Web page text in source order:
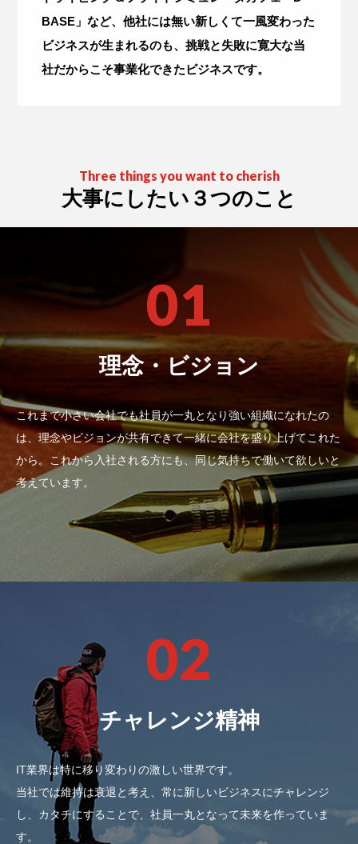
BASE」など、他社には無い新しくて一風変わった
ビジネスが生まれるのも、挑戦と失敗に寛大な当
社だからこそ事業化できたビジネスです。
Three things you want to cherish
大事にしたい３つのこと
01
理念・ビジョン
これまで小さい会社でも社員が一丸となり強い組織になれたの
は、理念やビジョンが共有できて一緒に会社を盛り上げてこれた
から。これから入社される方にも、同じ気持ちで働いて欲しいと
考えています。
02
チャレンジ精神
IT業界は特に移り変わりの激しい世界です。
当社では維持は衰退と考え、常に新しいビジネスにチャレンジ
し、カタチにすることで、社員一丸となって未来を作っていま
す。